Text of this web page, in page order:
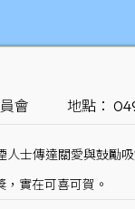
會 地點：
士傳達關愛與鼓勵
實在可喜可賀。